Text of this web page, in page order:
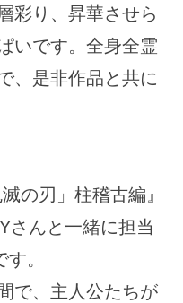
彩り、昇華させら
いです。全身全霊
、是非作品と共に
の刃」柱稽古編』
さんと一緒に担当
。
で、主人公たちが